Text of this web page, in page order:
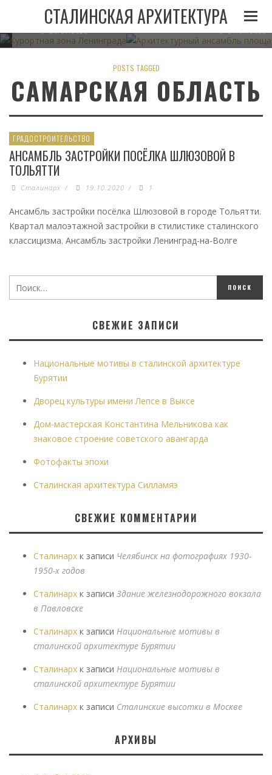
СТАЛИНСКАЯ АРХИТЕКТУРА
05.11.2022
ЛЕНИНГРАДА ПРИ
СТАЛИНЕ
23.07.2022
АРХИТЕКТУРНЫЙ АНСАМБЛЬ
В МИНСКЕ
21.07.2022
POSTS TAGGED
САМАРСКАЯ ОБЛАСТЬ
ГРАДОСТРОИТЕЛЬСТВО
АНСАМБЛЬ ЗАСТРОЙКИ ПОСЁЛКА ШЛЮЗОВОЙ В
ТОЛЬЯТТИ
Сталинарх / 19.10.2020 / 1
Ансамбль застройки посёлка Шлюзовой в городе Тольятти.
Квартал малоэтажной застройки в стилистике сталинского
классицизма. Ансамбль застройки Ленинград-на-Волге
СВЕЖИЕ ЗАПИСИ
Национальные мотивы в сталинской архитектуре
Бурятии
Дворец культуры имени Лепсе в Выксе
Дом-мастерская Константина Мельникова как
знаковое строение советского авангарда
Фотофакты эпохи
Сталинская архитектура Силламяэ
СВЕЖИЕ КОММЕНТАРИИ
Сталинарх к записи Челябинск на фотографиях 1930-
1950-х годов
Сталинарх к записи Здание железнодорожного вокзала
в Павловске
Сталинарх к записи Национальные мотивы в
сталинской архитектуре Бурятии
Сталинарх к записи Национальные мотивы в
сталинской архитектуре Бурятии
Сталинарх к записи Сталинские высотки в Москве
АРХИВЫ